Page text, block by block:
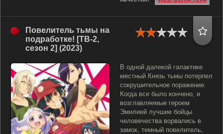
Повелитель тьмы на
подработке! [ТВ-2,
сезон 2] (2023)
В одной далекой галактике
местный Князь тьмы потерпел
сокрушительное поражение.
Когда все было кончено, и
возглавляемые героем
Эмилией лучшие бойцы
человечества ворвались в
замок, темный повелитель,